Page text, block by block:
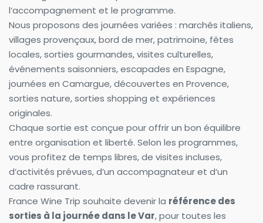
l’accompagnement et le programme.
Nous proposons des journées variées : marchés italiens,
villages provençaux, bord de mer, patrimoine, fêtes
locales, sorties gourmandes, visites culturelles,
événements saisonniers, escapades en Espagne,
journées en Camargue, découvertes en Provence,
sorties nature, sorties shopping et expériences
originales.
Chaque sortie est conçue pour offrir un bon équilibre
entre organisation et liberté. Selon les programmes,
vous profitez de temps libres, de visites incluses,
d’activités prévues, d’un accompagnateur et d’un
cadre rassurant.
France Wine Trip souhaite devenir la référence des
sorties à la journée dans le Var, pour toutes les